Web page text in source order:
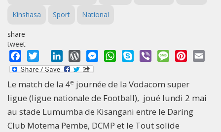
Kinshasa Sport National
share
tweet
Facebook
Twitter LinkedInWordPressMessengerWhatsApp
Skype Viber MessagePinterest
Le match de la 4e journée de la Vodacom super
ligue (ligue nationale de Football), joué lundi 2 mai
au stade Lumumba de Kisangani entre le Daring
Club Motema Pembe, DCMP et le Tout solide